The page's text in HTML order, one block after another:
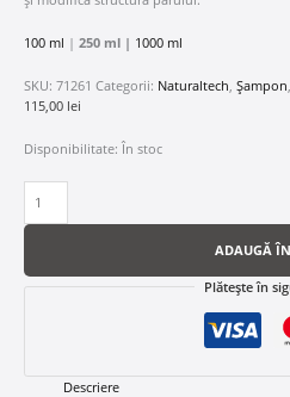
100 ml | 250 ml | 1000 ml
SKU: 71261 Categorii: Naturaltech Șampon
115,00 lei
Disponibilitate: În stoc
ADAUGĂ
Plătește în
Descriere